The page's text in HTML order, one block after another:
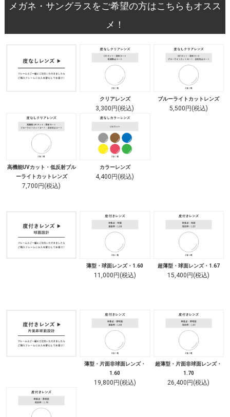
メガネ・サングラスをご希望の方はこちらもオスス
メ！
クリアレンズ
3,300円(税込)
ブルーライトカットレンズ
5,500円(税込)
高機能UVカット・低反射ブル
ーライトカットレンズ
7,700円(税込)
カラーレンズ
4,400円(税込)
薄型・球面レンズ・1.60
11,000円(税込)
超薄型・球面レンズ・1.67
15,400円(税込)
薄型・片面非球面レンズ・
1.60
19,800円(税込)
超薄型・片面非球面レンズ・
1.70
26,400円(税込)